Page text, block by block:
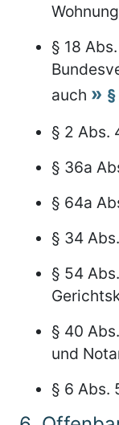
§ 18
auch
§ 2 Abs.
§ 36a
§ 64a
§ 34
§ 54
§ 40
und
§ 6 Abs.